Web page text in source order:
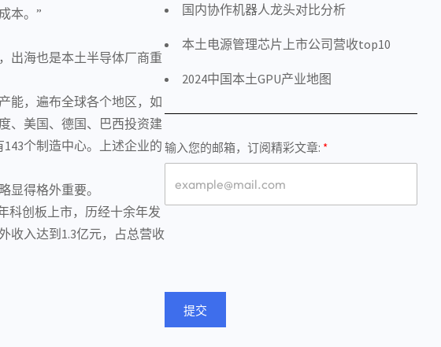
本。”
出海也是本土半导体厂商重
能，遍布全球各个地区，如
、美国、德国、巴西投资建
个制造中心。上述企业的
得格外重要。
科创板上市，历经十余年发
收入达到1.3亿元，占总营收
国内协作机器人龙头对比分析
本土电源管理芯片上市公司营收top10
2024中国本土GPU产业地图
输入您的邮箱，订阅精彩文章:
提交